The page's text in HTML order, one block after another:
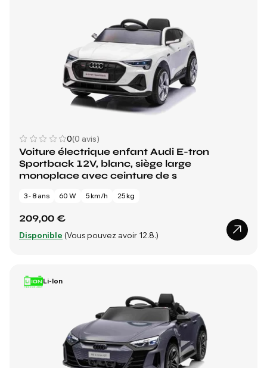
0(0 avis)
Voiture électrique enfant Audi E-tron
Sportback 12V, blanc, siège large
monoplace avec ceinture de s
3 - 8 ans 60 W 5 km/h 25 kg
209,00 €
Disponible (Vous pouvez avoir 12.8.)
Li-Ion